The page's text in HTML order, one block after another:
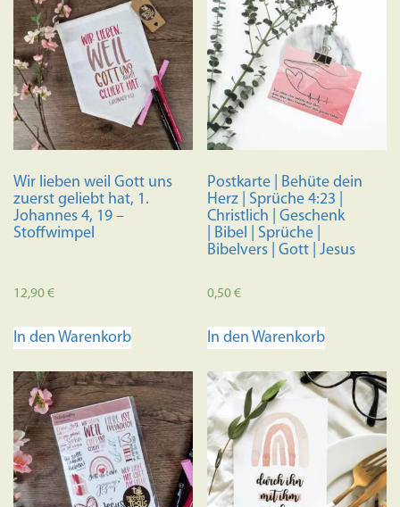
Wir lieben weil Gott uns
zuerst geliebt hat, 1.
Johannes 4, 19 –
Stoffwimpel
12,90€
In den Warenkorb
Postkarte | Behüte dein
Herz | Sprüche 4:23 |
Christlich | Geschenk
| Bibel | Sprüche |
Bibelvers | Gott | Jesus
0,50€
In den Warenkorb